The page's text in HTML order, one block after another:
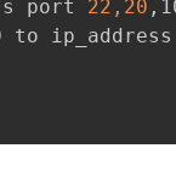
port 22,20